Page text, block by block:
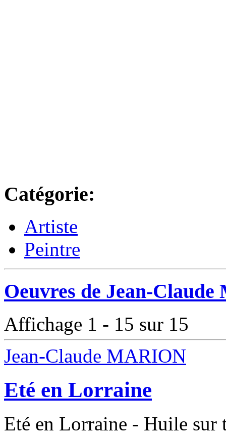
Catégorie:
Artiste
Peintre
Oeuvres de Jean-
Affichage 1 - 15 sur 15
Jean-Claude MARION
Eté en Lorraine
Eté en Lorraine - Huile sur